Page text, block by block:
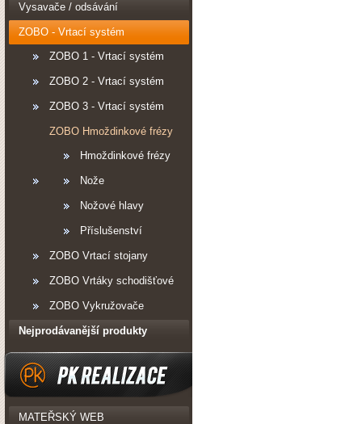
Vysavače / odsávání
ZOBO - Vrtací systém
ZOBO 1 - Vrtací systém
ZOBO 2 - Vrtací systém
ZOBO 3 - Vrtací systém
ZOBO Hmoždinkové frézy
Hmoždinkové frézy
Nože
Nožové hlavy
Příslušenství
ZOBO Vrtací stojany
ZOBO Vrtáky schodišťové
ZOBO Vykružovače
Nejprodávanější produkty
PK Realizace
MATEŘSKÝ WEB